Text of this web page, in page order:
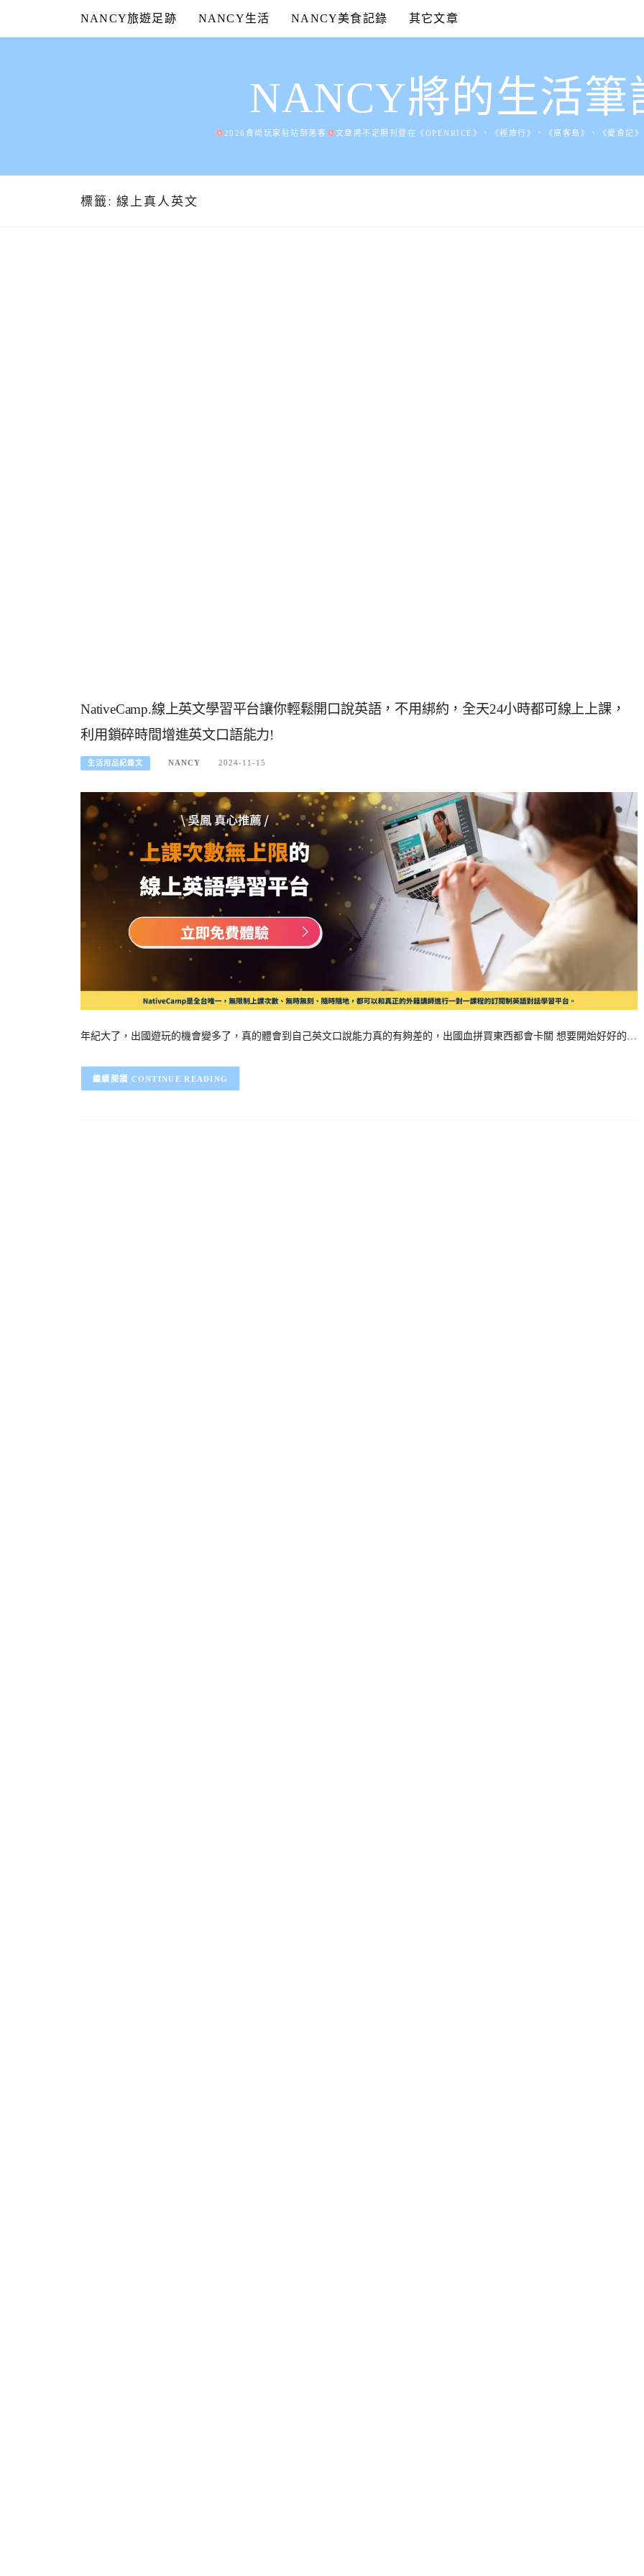
content
NANCY旅遊足跡 NANCY生活 NANCY美食記錄 其它文章
NANCY將的生活筆
2026食尚玩家駐站部落客 文章將不定期刊登在《OPENRICE》、《輕旅行》、《窩客島》、《愛食記
標籤: 線上真人英文
NativeCamp.線上英文學習平台讓你輕鬆開口說英語，不用綁約，全天24小時都可線上上課，
利用鎖碎時間增進英文口語能力!
生活用品紀錄文 NANCY 2024-11-15
年紀大了，出國遊玩的機會變多了，真的體會到自己英文口說能力真的有夠差的，出國血拼買東西都會卡關 想要開始好好的…
CONTINUE READING